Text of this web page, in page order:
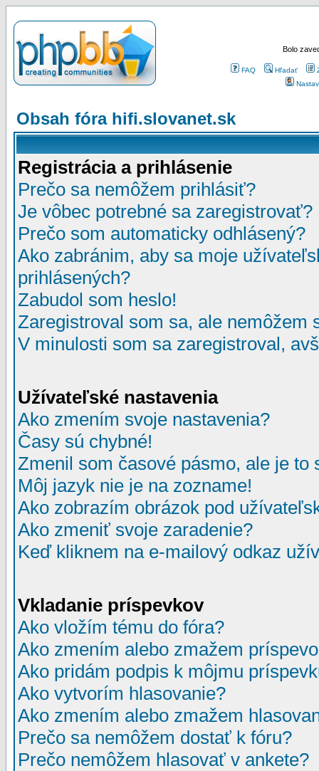
Bolo
FAQ Hľadať
Obsah fóra hifi.slovanet.sk
Registrácia a prihlásenie
Prečo sa nemôžem prihlásiť?
Je vôbec potrebné sa zaregistrovať?
Prečo som automaticky odhlásený?
Ako zabránim, aby sa moje
prihlásených?
Zabudol som heslo!
Zaregistroval som sa, ale nemôžem
V minulosti som sa zaregistroval,
Užívateľské nastavenia
Ako zmením svoje nastavenia?
Časy sú chybné!
Zmenil som časové pásmo, ale je to
Môj jazyk nie je na zozname!
Ako zobrazím obrázok pod
Ako zmeniť svoje zaradenie?
Keď kliknem na e-mailový odkaz
Vkladanie príspevkov
Ako vložím tému do fóra?
Ako zmením alebo zmažem
Ako pridám podpis k môjmu
Ako vytvorím hlasovanie?
Ako zmením alebo zmažem
Prečo sa nemôžem dostať k fóru?
Prečo nemôžem hlasovať v ankete?